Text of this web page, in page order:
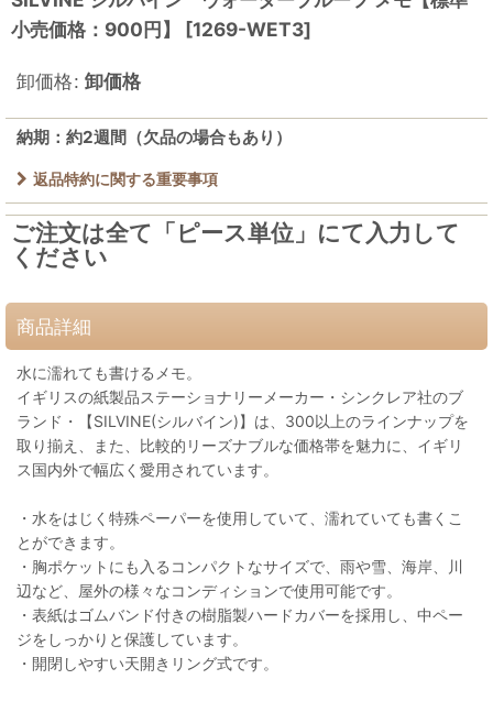
小売価格：900円】
[1269-WET3]
卸価格: 卸価格
納期：約2週間（欠品の場合もあり）
返品特約に関する重要事項
ご注文は全て「ピース単位」にて入力して
ください
商品詳細
水に濡れても書けるメモ。
イギリスの紙製品ステーショナリーメーカー・シンクレア社のブ
ランド・【SILVINE(シルバイン)】は、300以上のラインナップを
取り揃え、また、比較的リーズナブルな価格帯を魅力に、イギリ
ス国内外で幅広く愛用されています。
・水をはじく特殊ペーパーを使用していて、濡れていても書くこ
とができます。
・胸ポケットにも入るコンパクトなサイズで、雨や雪、海岸、川
辺など、屋外の様々なコンディションで使用可能です。
・表紙はゴムバンド付きの樹脂製ハードカバーを採用し、中ペー
ジをしっかりと保護しています。
・開閉しやすい天開きリング式です。